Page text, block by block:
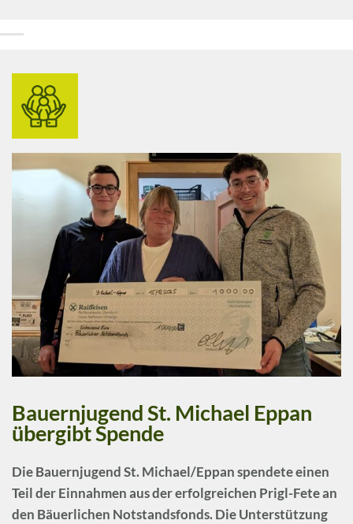
Bauernjugend St. Michael Eppan
übergibt Spende
DieBauernjugend St. Michael/Eppanspendete einen
Teil der Einnahmen aus der erfolgreichen Prigl-Fete an
den Bäuerlichen Notstandsfonds. Die Unterstützung